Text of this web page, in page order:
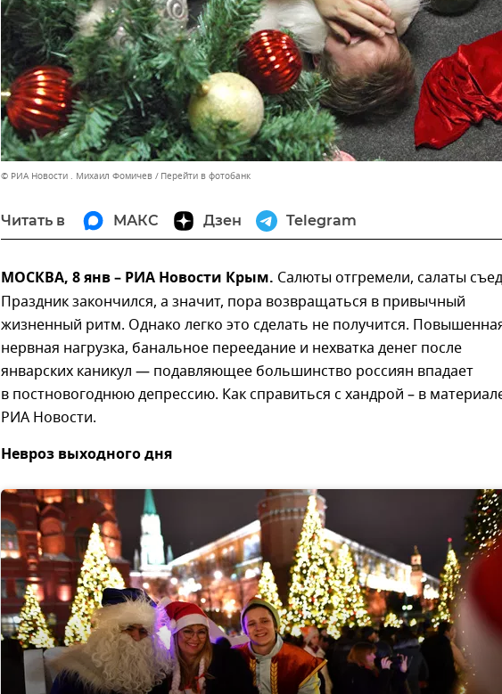
© РИА Новости . Михаил Фомичев Перейти в фотобанк
Читать в МАКС Дзен Telegram
МОСКВА, 8 янв – РИА Новости Крым. Салюты отгремели, салаты
Праздник закончился, а значит, пора возвращаться в привычный
жизненный ритм. Однако легко это сделать не получится.
нервная нагрузка, банальное переедание и нехватка денег после
январских каникул — подавляющее большинство россиян впадает
в постновогоднюю депрессию. Как справиться с хандрой – в
РИА Новости.
Невроз выходного дня